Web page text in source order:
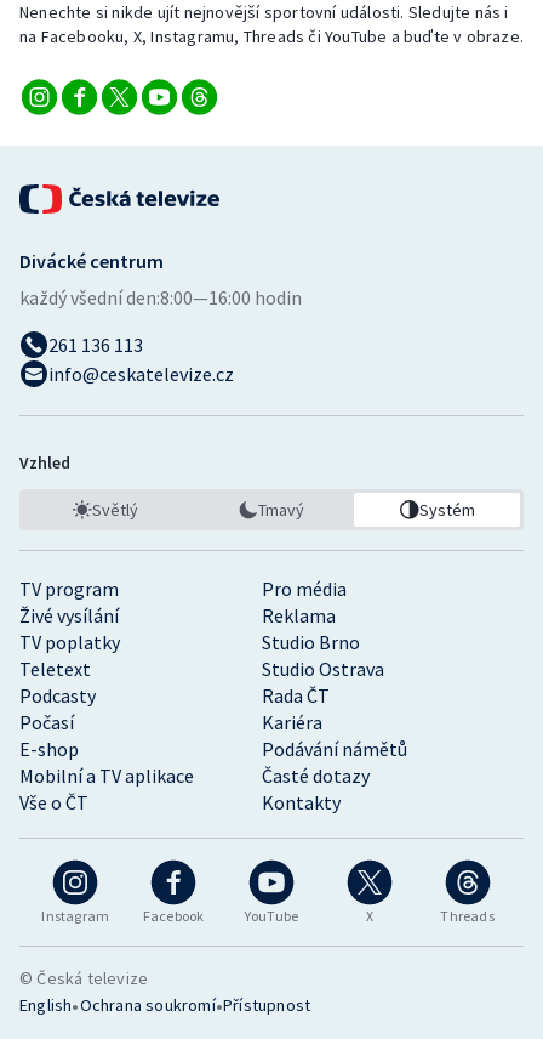
Nenechte si nikde ujít nejnovější sportovní události. Sledujte nás i
na Facebooku, X, Instagramu, Threads či YouTube a buďte v obraze.
Instagram Facebook YouTube X Threads
TV program
Pro média
Živé vysílání
Reklama
TV poplatky
Studio Brno
Teletext
Studio Ostrava
Podcasty
Rada ČT
Počasí
Kariéra
E-shop
Podávání námětů
Mobilní a TV aplikace
Časté dotazy
Vše o ČT
Kontakty
Divácké centrum
každý všední den:8:00—16:00 hodin
261 136 113
info@ceskatelevize.cz
Vzhled
Světlý Tmavý Systém
© Česká televize
English•Ochrana soukromí•Přístupnost